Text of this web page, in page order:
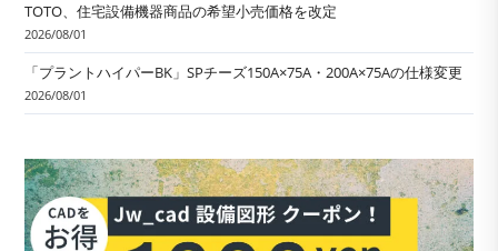
TOTO、住宅設備機器商品の希望小売価格を改定
2026/08/01
「プラントハイパーBK」SPチーズ150A×75A・200A×75Aの仕様変更
2026/08/01